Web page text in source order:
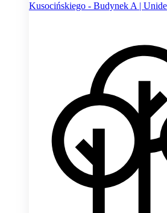
Kusocińskiego - Budynek A |